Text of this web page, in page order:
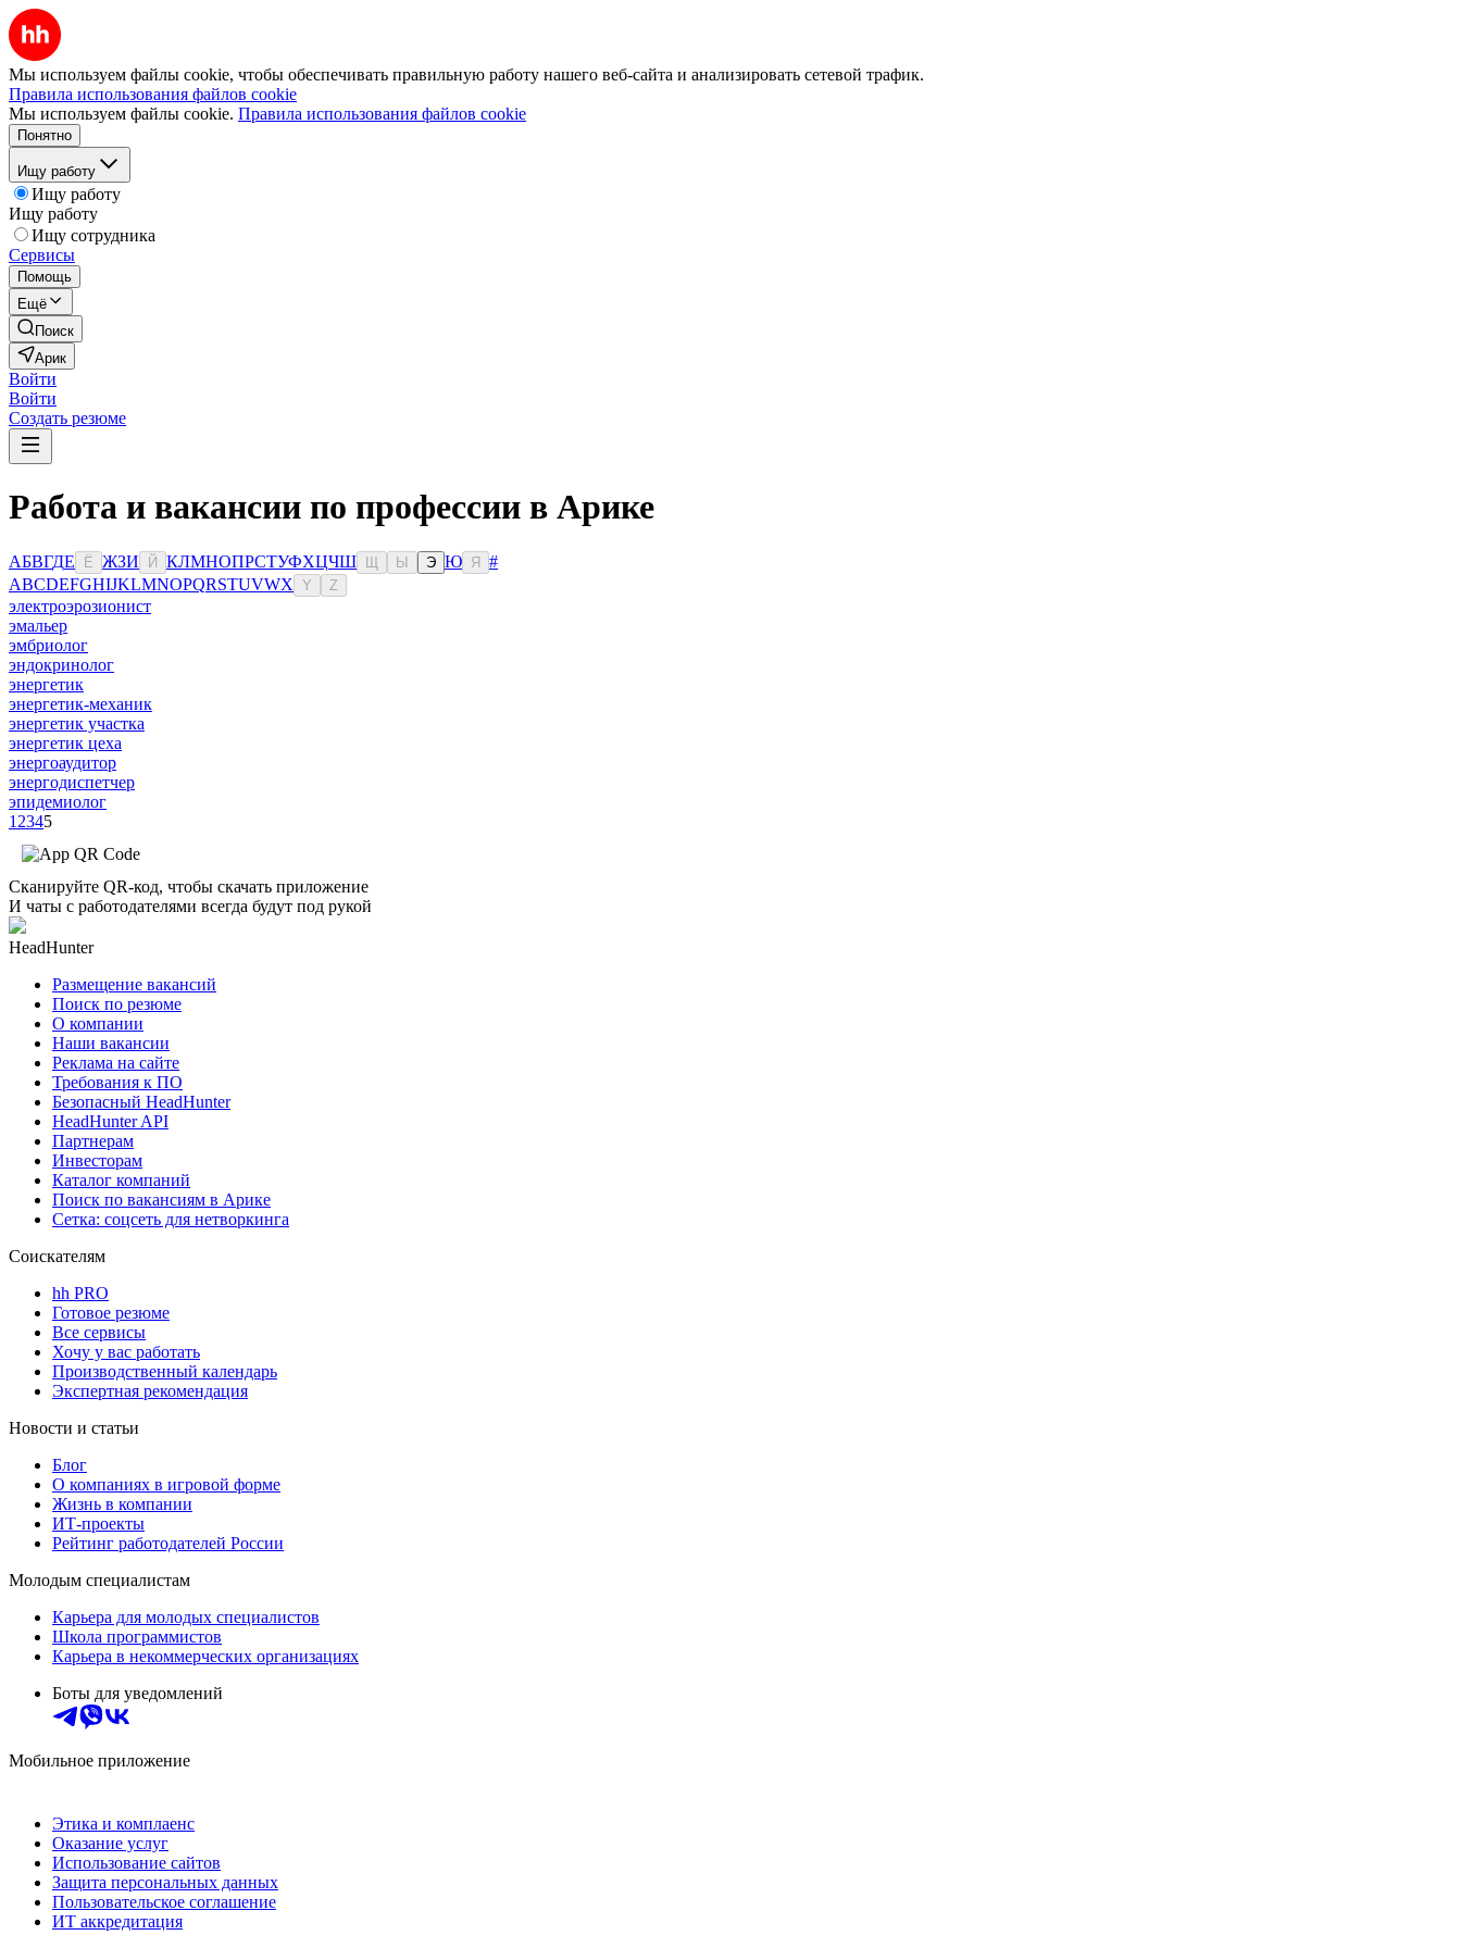
Мы используем файлы cookie, чтобы обеспечивать правильную работу нашего веб-сайта и анализировать сетевой трафик.
Правила использования файлов cookie
Мы используем файлы cookie. Правила использования файлов cookie
Понятно
Ищу работу
Ищу работу
Ищу работу
Ищу сотрудника
Сервисы
Помощь
Ещё
Поиск
Арик
Войти
Войти
Создать резюме
Работа и вакансии по профессии в Арике
АБВГДЕ Ё ЖЗИ Й КЛМНОПРСТУФХЦЧШ Ы Э Ю Я
#
ABCDEFGHIJKLMNOPQRSTUVWX Y Z
электроэрозионист
эмальер
эмбриолог
эндокринолог
энергетик
энергетик-механик
энергетик участка
энергетик цеха
энергоаудитор
энергодиспетчер
эпидемиолог
1 2345
Сканируйте QR-код, чтобы скачать приложение
И чаты с работодателями всегда будут под рукой
HeadHunter
Размещение вакансий
Поиск по резюме
О компании
Наши вакансии
Реклама на сайте
Требования к ПО
Безопасный HeadHunter
HeadHunter API
Партнерам
Инвесторам
Каталог компаний
Поиск по вакансиям в Арике
Сетка: соцсеть для нетворкинга
Соискателям
hh PRO
Готовое резюме
Все сервисы
Хочу у вас работать
Производственный календарь
Экспертная рекомендация
Новости и статьи
Блог
О компаниях в игровой форме
Жизнь в компании
ИТ-проекты
Рейтинг работодателей России
Молодым специалистам
Карьера для молодых специалистов
Школа программистов
Карьера в некоммерческих организациях
Боты для уведомлений
Мобильное приложение
Этика и комплаенс
Оказание услуг
Использование сайтов
Защита персональных данных
Пользовательское соглашение
ИТ аккредитация